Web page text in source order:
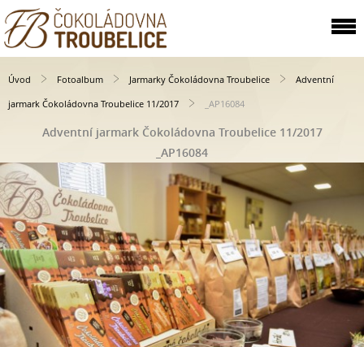
Úvod Fotoalbum Jarmarky Čokoládovna Troubelice
Adventní
jarmark Čokoládovna Troubelice 11/2017
_AP16084
Adventní jarmark Čokoládovna Troubelice 11/2017
_AP16084